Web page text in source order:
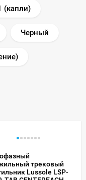
(капли)
Черный
трековый
Lussole LSP-